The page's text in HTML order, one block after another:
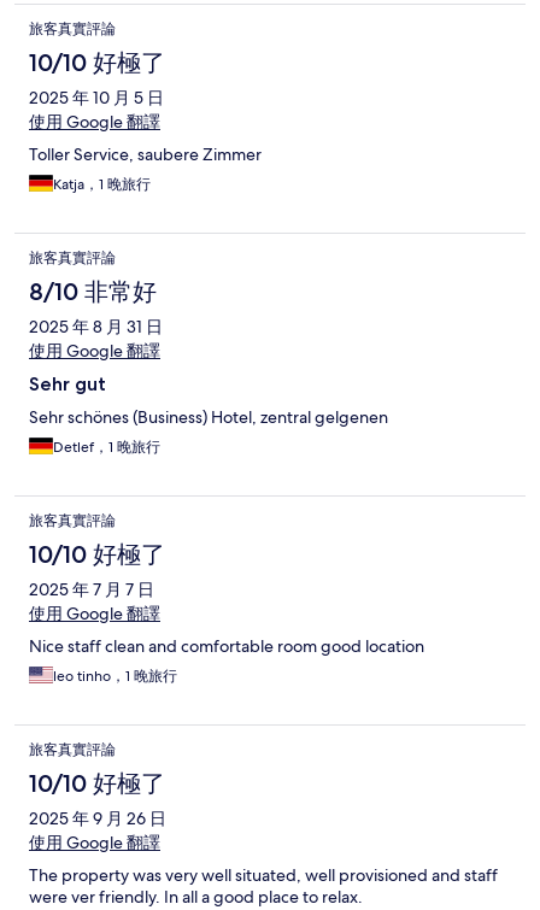
旅客真實評論
10/10 好極了
2025 年 10 月 5 日
使用 Google 翻譯
Toller Service, saubere Zimmer
Katja，1 晚旅行
旅客真實評論
8/10 非常好
2025 年 8 月 31 日
使用 Google 翻譯
Sehr gut
Sehr schönes (Business) Hotel, zentral gelgenen
Detlef，1 晚旅行
旅客真實評論
10/10 好極了
2025 年 7 月 7 日
使用 Google 翻譯
Nice staff clean and comfortable room good location
leo tinho，1 晚旅行
旅客真實評論
10/10 好極了
2025 年 9 月 26 日
使用 Google 翻譯
The property was very well situated, well provisioned and staff
were ver friendly. In all a good place to relax.